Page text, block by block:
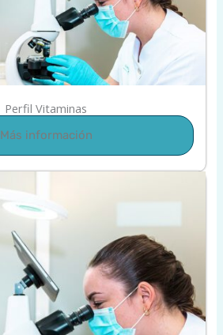
Perfil Vitaminas
Más información